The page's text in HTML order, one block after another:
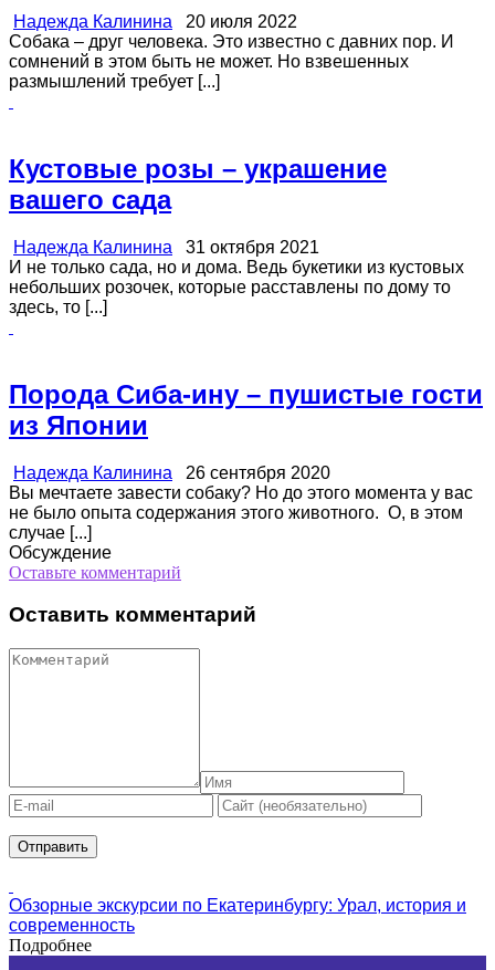
Надежда Калинина 20 июля 2022
Собака – друг человека. Это известно с давних пор. И
сомнений в этом быть не может. Но взвешенных
размышлений требует [...]
Кустовые розы – украшение
вашего сада
Надежда Калинина 31 октября 2021
И не только сада, но и дома. Ведь букетики из кустовых
небольших розочек, которые расставлены по дому то
здесь, то [...]
Порода Сиба-ину – пушистые гости
из Японии
Надежда Калинина 26 сентября 2020
Вы мечтаете завести собаку? Но до этого момента у вас
не было опыта содержания этого животного. О, в этом
случае [...]
Обсуждение
Оставьте комментарий
Оставить комментарий
Обзорные экскурсии по Екатеринбургу: Урал, история и
современность
Подробнее